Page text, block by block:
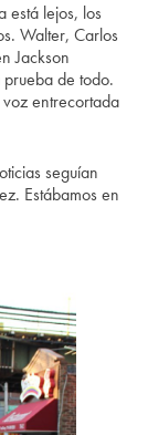
está lejos, los
Walter, Carlos
Jackson
de todo.
entrecortada
seguían
Estábamos en